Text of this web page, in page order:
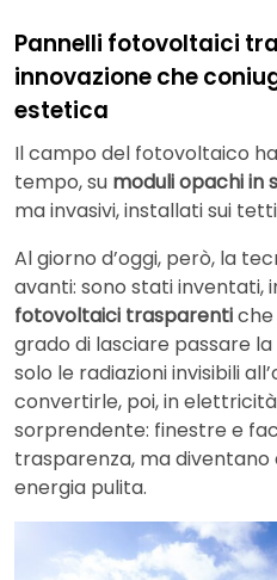
Pannelli fotovoltaici
innovazione che
estetica
Il campo del fotovoltaico
tempo, su moduli opachi in
ma invasivi, installati sui
Al giorno d’oggi, però, la
avanti: sono stati inventati,
fotovoltaici trasparentiche
grado di lasciare passare la
solo le radiazioni invisibili
convertirle, poi, in
sorprendente: finestre e
trasparenza, ma
energia pulita.